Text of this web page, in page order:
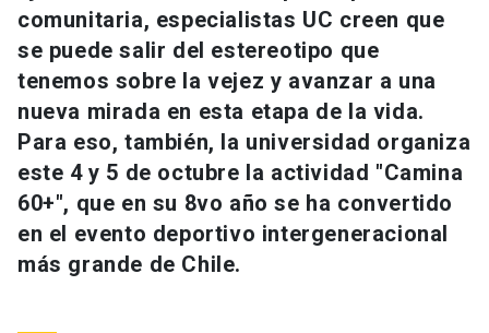
Académicos
Personal
Alumni launch
Padres y familia
Vecinos
Admisión launch
Mi Cuenta UC launch
Mi Portal UC launch
Medios Biblioteca launch
Donaciones launch
comunitaria, especialistas UC creen que
se puede salir del estereotipo que
tenemos sobre la vejez y avanzar a una
nueva mirada en esta etapa de la vida.
Para eso, también, la universidad organiza
este 4 y 5 de octubre la actividad "Camina
60+", que en su 8vo año se ha convertido
en el evento deportivo intergeneracional
más grande de Chile.